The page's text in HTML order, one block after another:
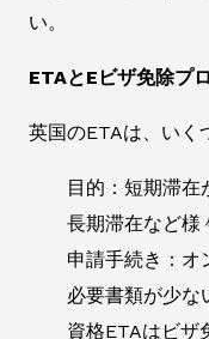
い。
ETAとEビザ免除プ
英国のETAは、いく
目的：短期滞在
長期滞在など様
申請手続き：オ
必要書類が少な
資格ETAはビザ